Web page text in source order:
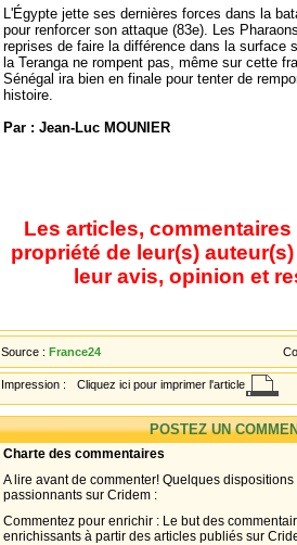
L'Égypte jette ses dernières forces dans la
pour renforcer son attaque (83e). Les
reprises de faire la différence dans la surface
la Teranga ne rompent pas, même sur cette
Sénégal ira bien en finale pour tenter de
histoire.
Par : Jean-Luc MOUNIER
Les articles,
propriété de leur(s)
leur avis, opinion et
Source : France24
Impression : Cliquez ici pour imprimer l'article
POSTEZ UN
Charte des commentaires
A lire avant de commenter! Quelques
passionnants sur Cridem :
Commentez pour enrichir : Le but des
enrichissants à partir des articles publiés sur